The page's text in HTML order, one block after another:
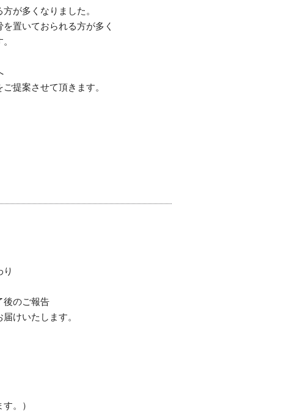
が多くなりました。
置いておられる方が多く
提案させて頂きます。
り
後のご報告
けいたします。
。）